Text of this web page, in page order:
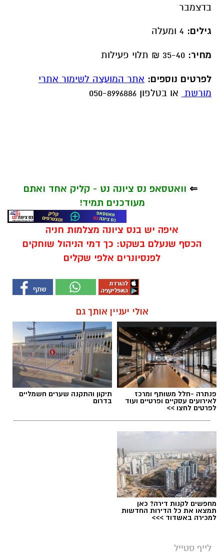
בדצמבר
גילים: 4 ומעלה
מחיר:
לפרטים נוספים: אתר המועצה לשימור אתרי
מורשת
או בטלפון 050-8996886
⇐ וואטסאפ נס ציונה נט - קליק אחד ואתם
מעודכנים תמיד!
איפה יש בנס ציונה מצלמות חניה
הכסף שנעלם בשקט: כך דמי הניהול שוחקים
לפנסיונרים אלפי שקלים
אולי יעניין אותך גם
פנתרה -חלל משותף ומרכז
לאירועים עסקיים ופרטיים ועוד
לפרטים לחצו >>
תיקון והתקנה שערים חשמליים
בדרום
מחפשים לקנות דירה? כאן
תמצאו את כל הדירות החדשות
למכירה באשדוד >>>
לייף סטייל